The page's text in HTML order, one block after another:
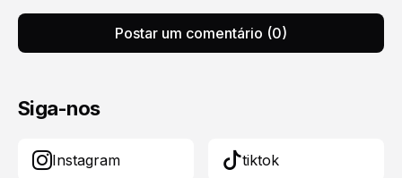
Postar um comentário (0)
Siga-nos
Instagram tiktok